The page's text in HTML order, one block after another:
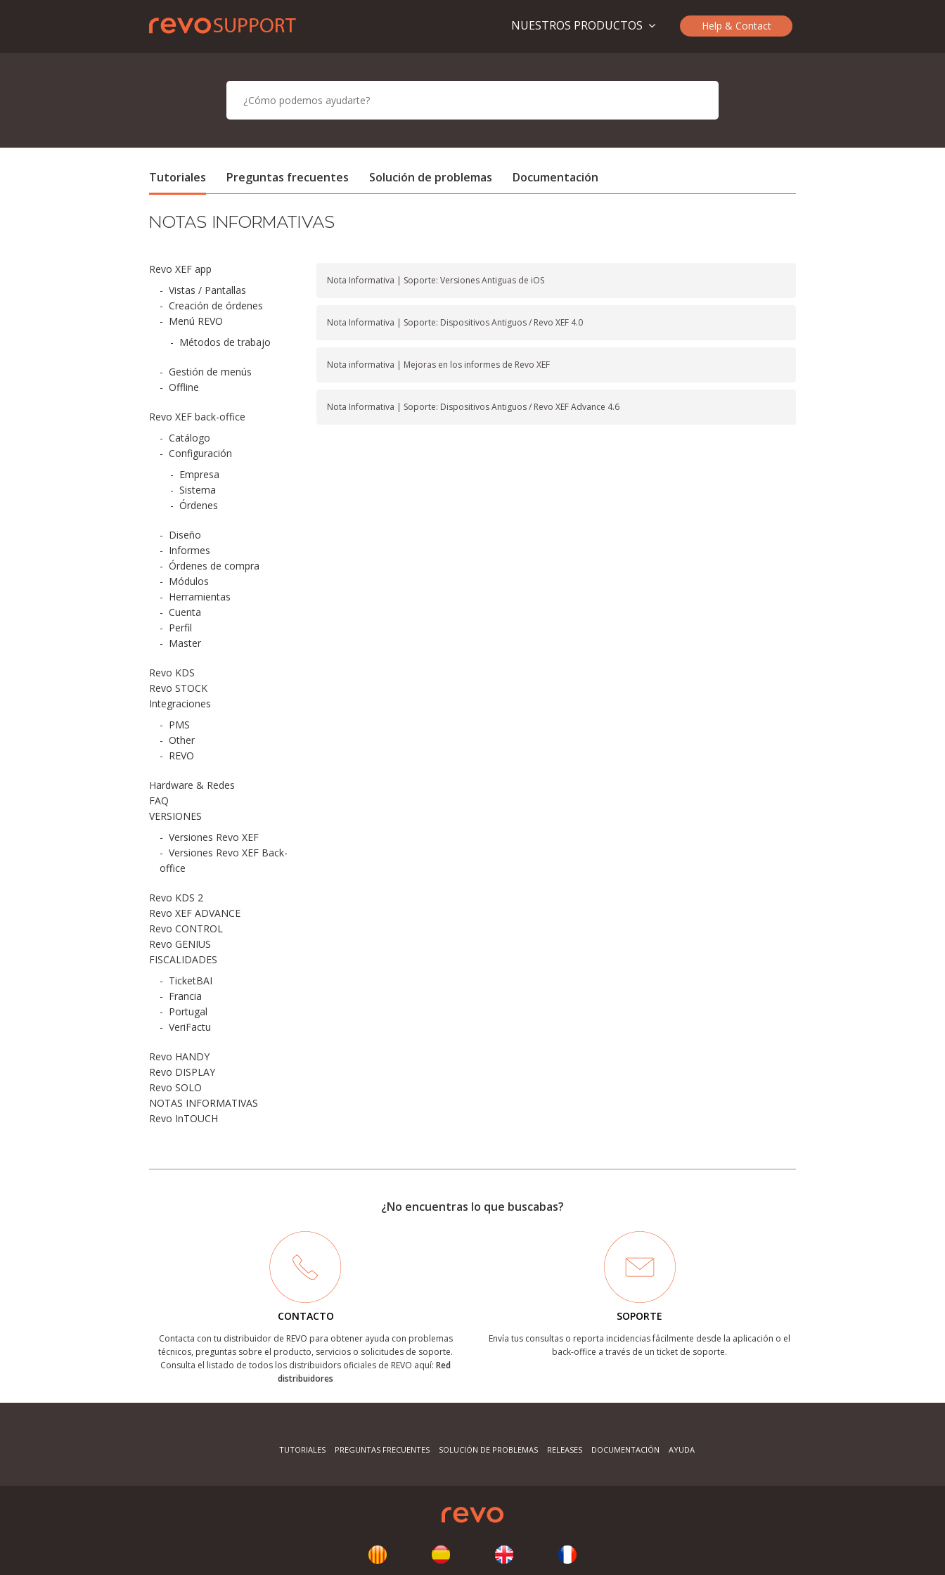
Help & Contact
NUESTROS PRODUCTOS
Tutoriales Preguntas frecuentes Solución de problemas Documentación
NOTAS INFORMATIVAS
Revo XEF app
- Vistas / Pantallas
- Creación de órdenes
- Menú REVO
- Métodos de trabajo
- Gestión de menús
- Offline
Revo XEF back-office
- Catálogo
- Configuración
- Empresa
- Sistema
- Órdenes
- Diseño
- Informes
- Órdenes de compra
- Módulos
- Herramientas
- Cuenta
- Perfil
- Master
Revo KDS
Revo STOCK
Integraciones
- PMS
- Other
- REVO
Hardware & Redes
FAQ
VERSIONES
- Versiones Revo XEF
- Versiones Revo XEF Back-
office
Revo KDS 2
Revo XEF ADVANCE
Revo CONTROL
Revo GENIUS
FISCALIDADES
- TicketBAI
- Francia
- Portugal
- VeriFactu
Revo HANDY
Revo DISPLAY
Revo SOLO
NOTAS INFORMATIVAS
Revo InTOUCH
Nota Informativa | Soporte: Versiones Antiguas de iOS
Nota Informativa | Soporte: Dispositivos Antiguos / Revo XEF 4.0
Nota informativa | Mejoras en los informes de Revo XEF
Nota Informativa | Soporte: Dispositivos Antiguos / Revo XEF Advance 4.6
¿No encuentras lo que buscabas?
CONTACTO
Contacta con tu distribuidor de REVO para obtener ayuda con problemas
técnicos, preguntas sobre el producto, servicios o solicitudes de soporte.
Consulta el listado de todos los distribuidors oficiales de REVO aquí: Red
distribuidores
SOPORTE
Envía tus consultas o reporta incidencias fácilmente desde la aplicación o el
back-office a través de un ticket de soporte.
TUTORIALES PREGUNTAS FRECUENTES SOLUCIÓN DE PROBLEMAS RELEASES DOCUMENTACIÓN AYUDA